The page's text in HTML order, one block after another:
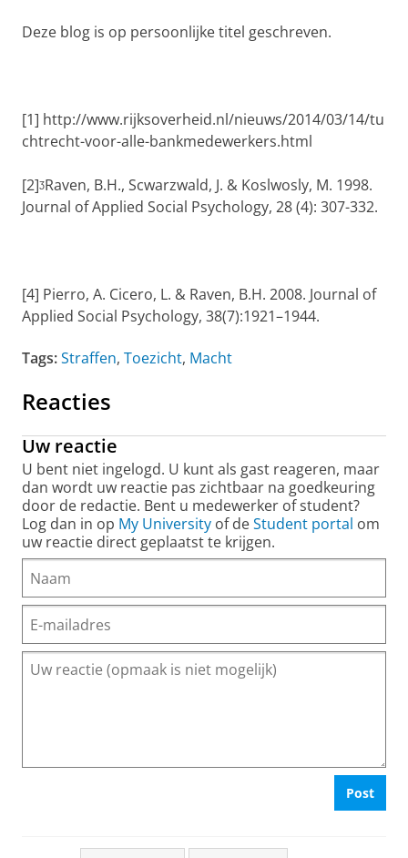
Deze blog is op persoonlijke titel geschreven.
[1] http://www.rijksoverheid.nl/nieuws/2014/03/14/tu
chtrecht-voor-alle-bankmedewerkers.html
[2]ᶾRaven, B.H., Scwarzwald, J. & Koslwosly, M. 1998.
Journal of Applied Social Psychology, 28 (4): 307-332.
[4] Pierro, A. Cicero, L. & Raven, B.H. 2008. Journal of
Applied Social Psychology, 38(7):1921–1944.
Tags:Straffen, Toezicht, Macht
Reacties
Uw reactie
U bent niet ingelogd. U kunt als gast reageren, maar
dan wordt uw reactie pas zichtbaar na goedkeuring
door de redactie. Bent u medewerker of student?
Log dan in op My University of deStudent portal om
uw reactie direct geplaatst te krijgen.
Post